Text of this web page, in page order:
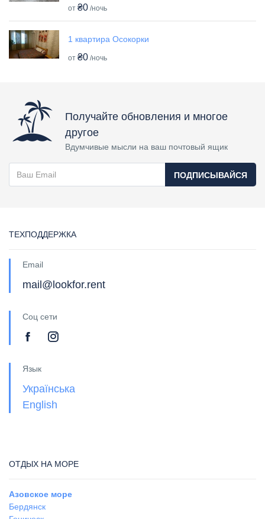
от ₴0 /ночь
1 квартира Осокорки
от ₴0 /ночь
Получайте обновления и многое
другое
Вдумчивые мысли на ваш почтовый ящик
ПОДПИСЫВАЙСЯ
ТЕХПОДДЕРЖКА
Email
mail@lookfor.rent
Соц сети
Язык
Українська
English
ОТДЫХ НА МОРЕ
Азовское море
Бердянск